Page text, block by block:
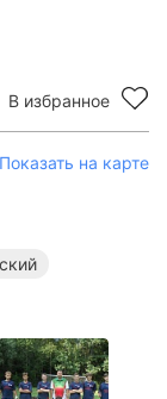
В избранное
Показать на карте